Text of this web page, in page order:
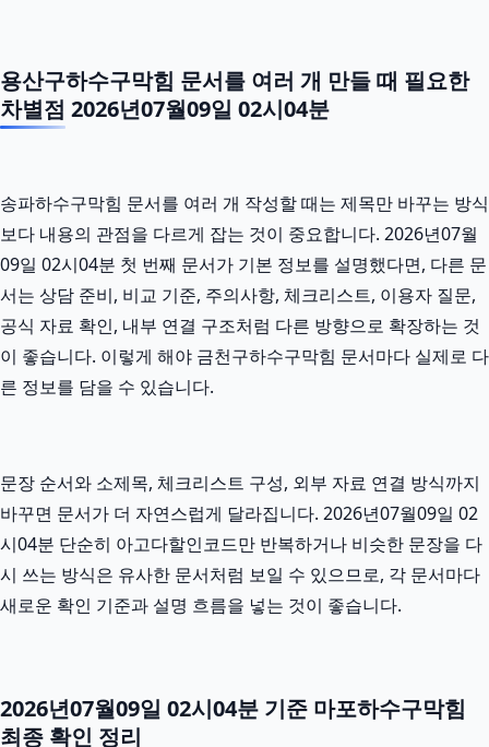
용산구하수구막힘 문서를 여러 개 만들 때 필요한
차별점 2026년07월09일 02시04분
송파하수구막힘 문서를 여러 개 작성할 때는 제목만 바꾸는 방식
보다 내용의 관점을 다르게 잡는 것이 중요합니다. 2026년07월
09일 02시04분 첫 번째 문서가 기본 정보를 설명했다면, 다른 문
서는 상담 준비, 비교 기준, 주의사항, 체크리스트, 이용자 질문,
공식 자료 확인, 내부 연결 구조처럼 다른 방향으로 확장하는 것
이 좋습니다. 이렇게 해야 금천구하수구막힘 문서마다 실제로 다
른 정보를 담을 수 있습니다.
문장 순서와 소제목, 체크리스트 구성, 외부 자료 연결 방식까지
바꾸면 문서가 더 자연스럽게 달라집니다. 2026년07월09일 02
시04분 단순히 아고다할인코드만 반복하거나 비슷한 문장을 다
시 쓰는 방식은 유사한 문서처럼 보일 수 있으므로, 각 문서마다
새로운 확인 기준과 설명 흐름을 넣는 것이 좋습니다.
2026년07월09일 02시04분 기준 마포하수구막힘
최종 확인 정리